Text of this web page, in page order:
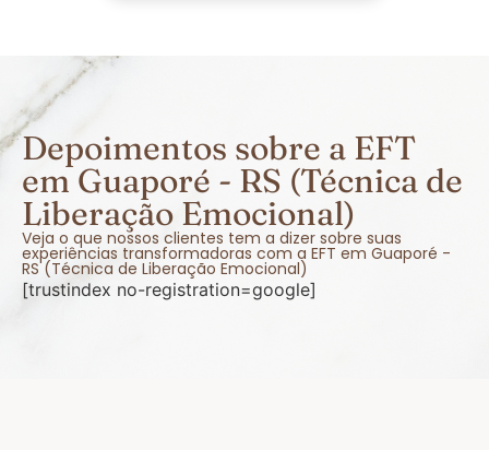
Depoimentos sobre a EFT
em Guaporé - RS (Técnica de
Liberação Emocional)
Veja o que nossos clientes tem a dizer sobre suas
experiências transformadoras com a EFT em Guaporé -
RS (Técnica de Liberação Emocional)
[trustindex no-registration=google]